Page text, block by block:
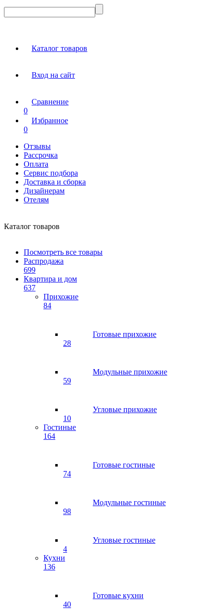
Каталог товаров
Вход на сайт
Сравнение
0
Избранное
0
Отзывы
Рассрочка
Оплата
Сервис подбора
Доставка и сборка
Дизайнерам
Отелям
Каталог товаров
Посмотреть все товары
Распродажа
699
Квартира и дом
637
Прихожие
84
Готовые прихожие
28
Модульные прихожие
59
Угловые прихожие
10
Гостиные
164
Готовые гостиные
74
Модульные гостиные
98
Угловые гостиные
4
Кухни
136
Готовые кухни
40